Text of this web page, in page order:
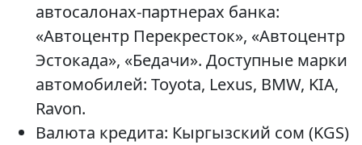
автосалонах-партнерах банка:
«Автоцентр Перекресток», «Автоцентр
Эстокада», «Бедачи». Доступные марки
автомобилей: Toyota, Lexus, BMW, KIA,
Ravon.
Валюта кредита: Кыргызский сом (KGS)